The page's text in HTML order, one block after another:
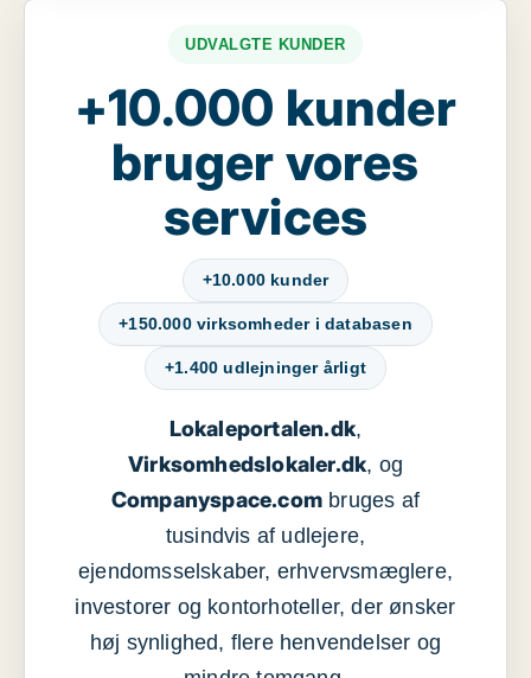
UDVALGTE KUNDER
+10.000 kunder
bruger vores
services
+10.000 kunder
+150.000 virksomheder i databasen
+1.400 udlejninger årligt
Lokaleportalen.dk,
Virksomhedslokaler.dk, og
Companyspace.com bruges af
tusindvis af udlejere,
ejendomsselskaber, erhvervsmæglere,
investorer og kontorhoteller, der ønsker
høj synlighed, flere henvendelser og